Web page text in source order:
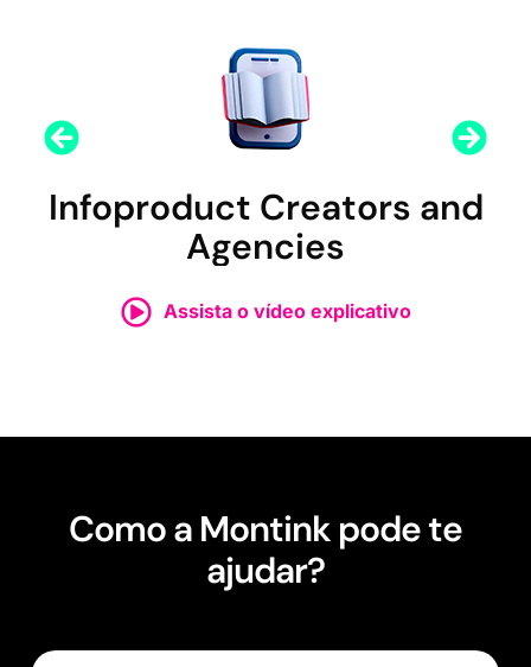
Infoproduct Creators and
Agencies
Assista o vídeo explicativo
Como a Montink pode te
ajudar?